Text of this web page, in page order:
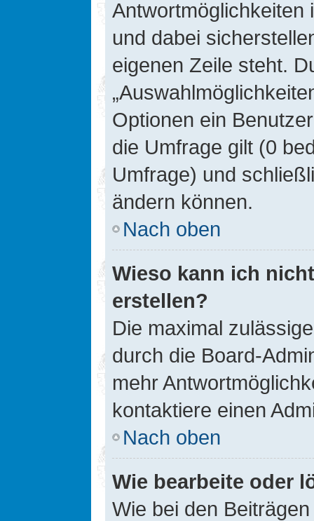
Antwortmöglichkeiten
und dabei
eigenen Zeile steht.
Optionen ein
die Umfrage gilt (0
Umfrage) und
ändern können.
Nach oben
Wieso kann ich
erstellen?
Die maximal
durch die Board-
mehr
kontaktiere einen
Nach oben
Wie bearbeite oder
Wie bei den